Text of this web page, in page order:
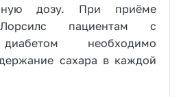
дозу. При приёме
пациентам с
необходимо
сахара в каждой